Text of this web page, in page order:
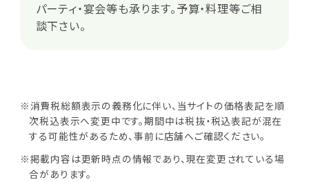
パーティ・宴会等も承ります。予算・料理等ご相
談下さい。
※消費税総額表示の義務化に伴い、当サイトの価格表記を順
次税込表示へ変更中です。期間中は税抜・税込表記が混在
する可能性があるため、事前に店舗へご確認ください。
※掲載内容は更新時点の情報であり、現在変更されている場
合があります。